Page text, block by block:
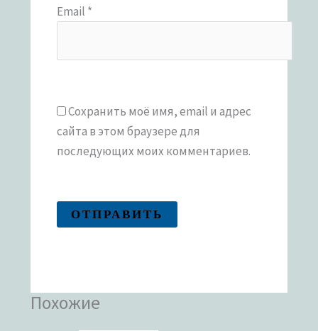
Email *
Сохранить моё имя, email и адрес
сайта в этом браузере для
последующих моих комментариев.
Похожие